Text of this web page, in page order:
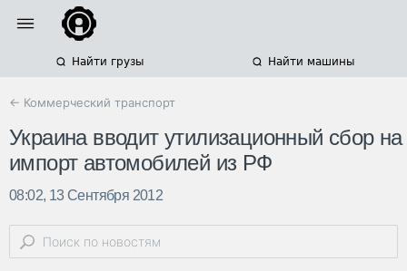
Найти грузы Найти машины
← Коммерческий транспорт
Украина вводит утилизационный сбор на
импорт автомобилей из РФ
08:02, 13 Сентября 2012